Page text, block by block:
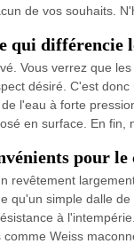
de vos souhaits.
qui différencie
Vous verrez que
désiré. C'est
l'eau à forte
en surface. En fin,
pour le
revêtement
qu'un simple dalle
à
Weiss